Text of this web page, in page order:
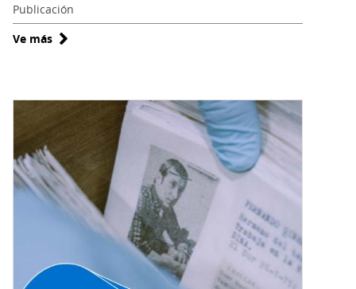
Publicación
Ve más sobre
Archivos
educación
en
derechos
humanos